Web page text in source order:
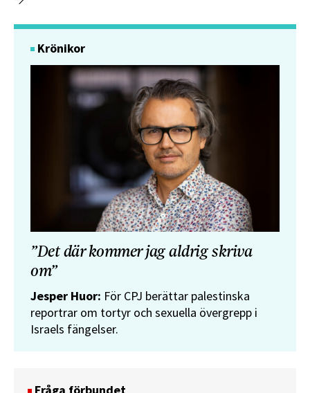
Krönikor
”Det där kommer jag aldrig skriva
om”
Jesper Huor: För CPJ berättar palestinska
reportrar om tortyr och sexuella övergrepp i
Israels fängelser.